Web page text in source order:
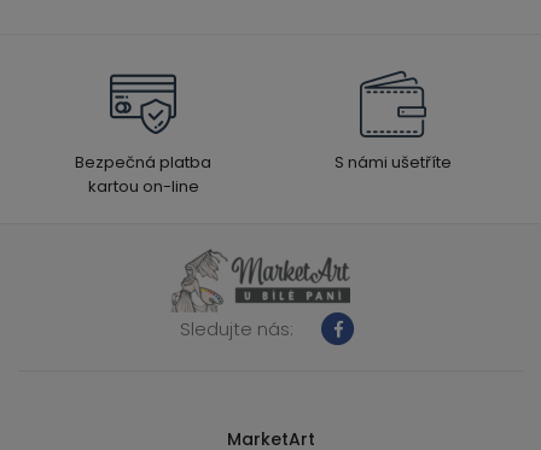
Bezpečná platba
kartou on-line
S námi ušetříte
Sledujte nás:
MarketArt